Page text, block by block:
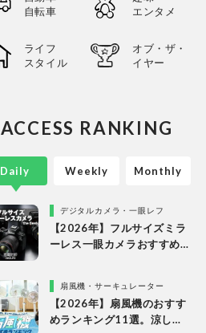
自転車
エンタメ
ライフ
スタイル
オブ・ザ・
イヤー
ACCESS RANKING
Daily
デジタルカメラ・一眼レフ
【2026年】フルサイズミラ
ーレス一眼カメラおすすめ
扇風機・サーキュレーター
【2026年】扇風機のおすす
めランキング11選。涼しい
Weekly Monthly